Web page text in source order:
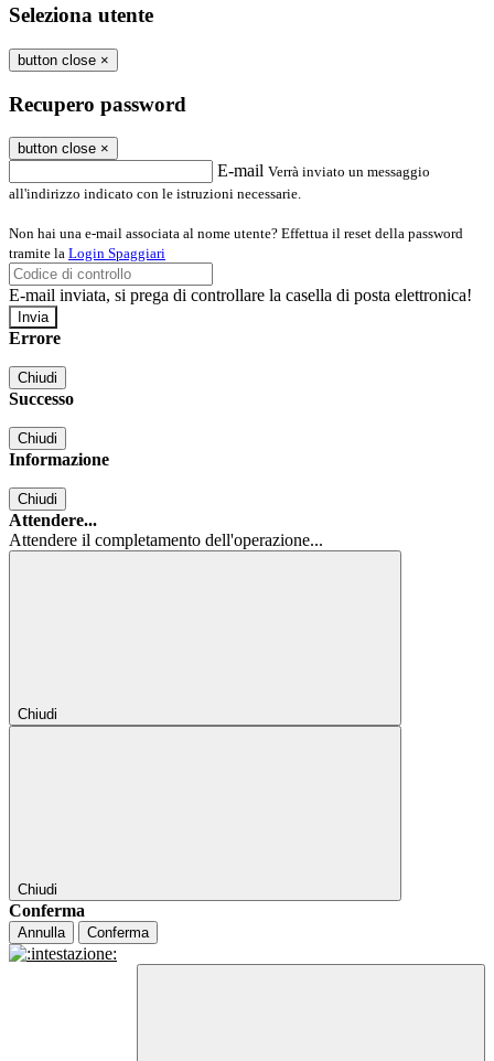
Seleziona utente
button close ×
Recupero password
button close ×
E-mail Verrà inviato un messaggio
all'indirizzo indicato con le istruzioni necessarie.
Non hai una e-mail associata al nome utente? Effettua il reset della password
tramite la Login Spaggiari
E-mail inviata, si prega di controllare la casella di posta elettronica!
Errore
Chiudi
Successo
Chiudi
Informazione
Chiudi
Attendere...
Attendere il completamento dell'operazione...
Chiudi
Chiudi
Conferma
Annulla Conferma